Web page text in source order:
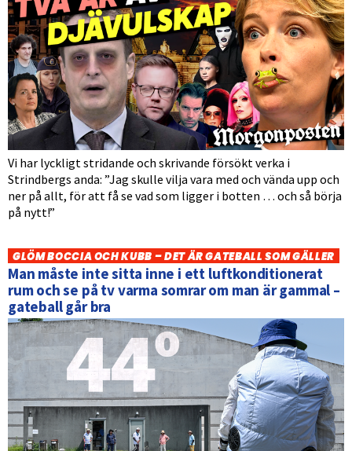
Vi har lyckligt stridande och skrivande försökt verka i
Strindbergs anda: ”Jag skulle vilja vara med och vända upp och
ner på allt, för att få se vad som ligger i botten … och så börja
på nytt!”
GLÖM BOCCIA OCH KUBB – DET ÄR GATEBALL SOM GÄLLER
Man måste inte sitta inne i ett luftkonditionerat
rum och se på tv varma somrar om man är gammal –
gateball går bra